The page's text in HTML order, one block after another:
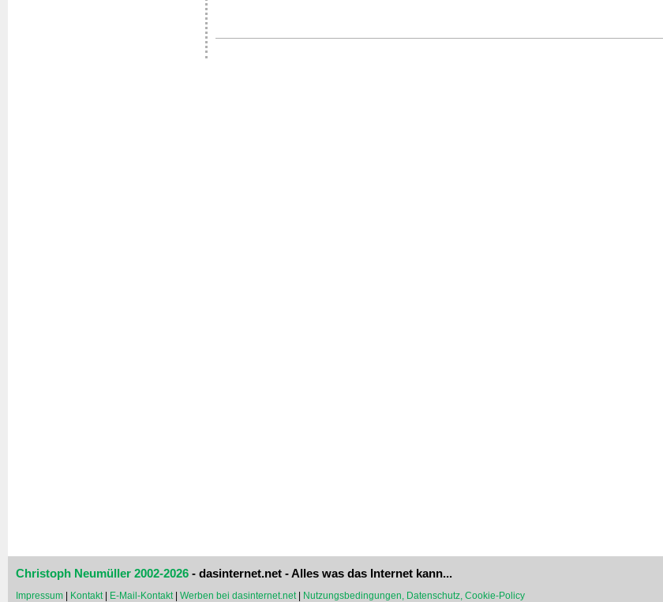
Christoph Neumüller 2002-2026 - dasinternet.net - Alles was das Internet kann...
Impressum Kontakt| E-Mail-Kontakt| Werben bei dasinternet.net| Nutzungsbedingungen, Datenschutz, Cookie-Policy